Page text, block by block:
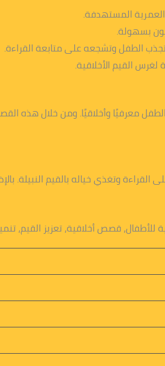
المستهدفة.
بسهولة.
الطفل وتشجعه على متابعة القراءة.
القيم الأخلاقية.
معرفيًا وأخلاقيًا. ومن خلال هذه
وتغذي خياله بالقيم النبيلة.
قصص أخلاقية، تعزيز القيم،